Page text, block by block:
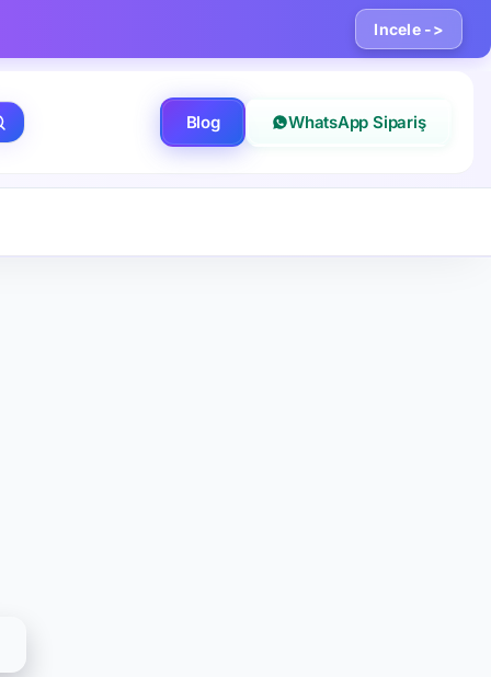
Incele ->
Blog WhatsApp Sipariş